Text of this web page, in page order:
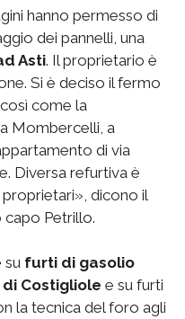
hanno permesso di
dei pannelli, una
Asti. Il proprietario è
Si è deciso il fermo
come la
Mombercelli, a
di via
Diversa refurtiva è
dicono il
capo Petrillo.
su furti di gasolio
Costigliole e su furti
la tecnica del foro agli